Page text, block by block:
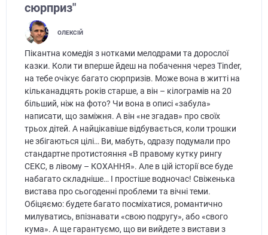
сюрприз"
ОЛЕКСІЙ
Пікантна комедія з нотками мелодрами та дорослої
казки. Коли ти вперше йдеш на побачення через Tinder,
на тебе очікує багато сюрпризів. Може вона в житті на
кільканадцять років старше, а він – кілограмів на 20
більший, ніж на фото? Чи вона в описі «забула»
написати, що заміжня. А він «не згадав» про своїх
трьох дітей. А найцікавіше відбувається, коли трошки
не збігаються цілі… Ви, мабуть, одразу подумали про
стандартне протистояння «В правому кутку рингу
СЕКС, в лівому – КОХАННЯ». Але в цій історії все буде
набагато складніше… І простіше водночас! Свіженька
вистава про сьогоденні проблеми та вічні теми.
Обіцяємо: будете багато посміхатися, романтично
милуватись, впізнавати «свою подругу», або «свого
кума». А ще гарантуємо, що ви вийдете з вистави з